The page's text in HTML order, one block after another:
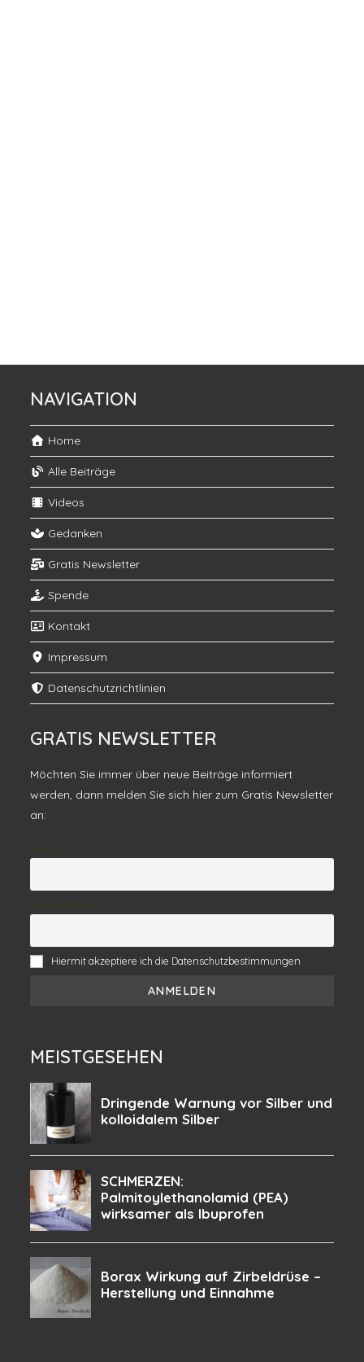
NAVIGATION
Home
Alle Beiträge
Videos
Gedanken
Gratis Newsletter
Spende
Kontakt
Impressum
Datenschutzrichtlinien
GRATIS NEWSLETTER
Möchten Sie immer über neue Beiträge informiert
werden, dann melden Sie sich hier zum Gratis Newsletter
an:
Hiermit akzeptiere ich die Datenschutzbestimmungen
MEISTGESEHEN